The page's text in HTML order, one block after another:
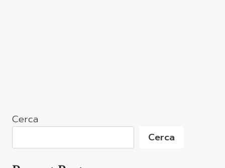
Cerca
Cerca